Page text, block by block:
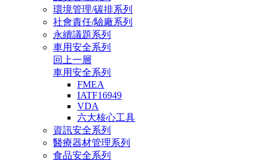
環境管理/碳排系列
社會責任/驗廠系列
永續議題系列
車用安全系列
回上一層
車用安全系列
FMEA
IATF16949
VDA
六大核心工具
資訊安全系列
醫療器材管理系列
食品安全系列